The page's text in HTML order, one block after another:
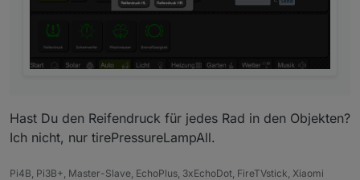
Hast Du den Reifendruck für jedes Rad in den Objekten?
Ich nicht, nur tirePressureLampAll.
Pi4B, Pi3B+, Master-Slave, EchoPlus, 3xEchoDot, FireTVstick, Xiaomi